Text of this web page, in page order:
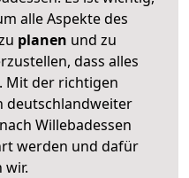
alle Aspekte des
planen und zu
dass alles
Mit der richtigen
deutschlandweiter
Willebadessen
werden und dafür
wir.